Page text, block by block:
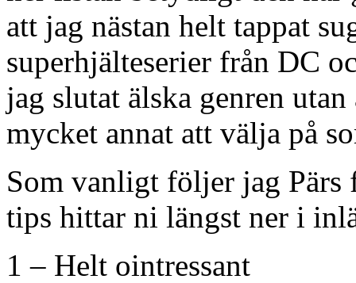
att jag nästan helt tappat
superhjälteserier från DC
jag slutat älska genren
mycket annat att välja på
Som vanligt följer jag Pärs
tips hittar ni längst ner i
1 – Helt ointressant